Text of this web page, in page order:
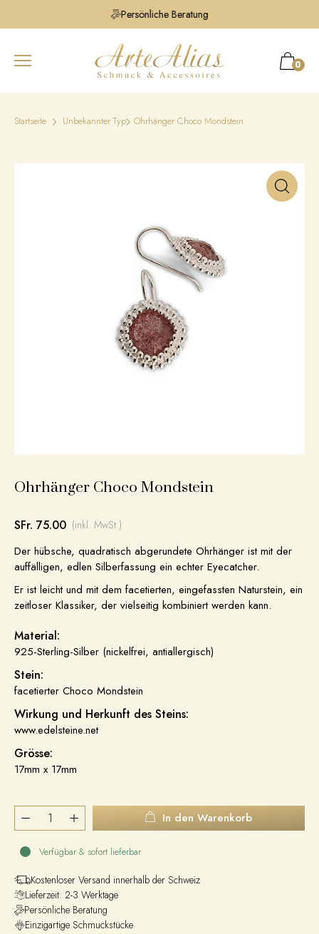
Persönliche Beratung
0
Startseite Unbekannter Typ Ohrhänger Choco Mondstein
Ohrhänger Choco Mondstein
SFr. 75.00 (inkl. MwSt.)
Der hübsche, quadratisch abgerundete Ohrhänger ist mit der
auffälligen, edlen Silberfassung ein echter Eyecatcher.
Er ist leicht und mit dem facetierten, eingefassten Naturstein, ein
zeitloser Klassiker, der vielseitig kombiniert werden kann.
Material:
925-Sterling-Silber (nickelfrei, antiallergisch)
Stein:
facetierter Choco Mondstein
Wirkung und Herkunft des Steins:
www.edelsteine.net
Grösse:
17mm x 17mm
In den Warenkorb
Verfügbar & sofort lieferbar
Kostenloser Versand innerhalb der Schweiz
Lieferzeit: 2-3 Werktage
Persönliche Beratung
Einzigartige Schmuckstücke